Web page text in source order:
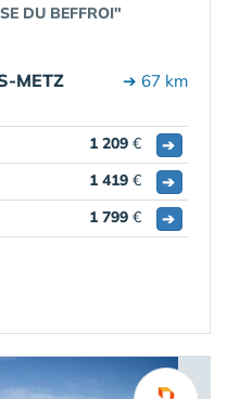
DU BEFFROI"
METZ ➔ 67 km
1 209 €
➔
1 419 €
➔
1 799 € ➔